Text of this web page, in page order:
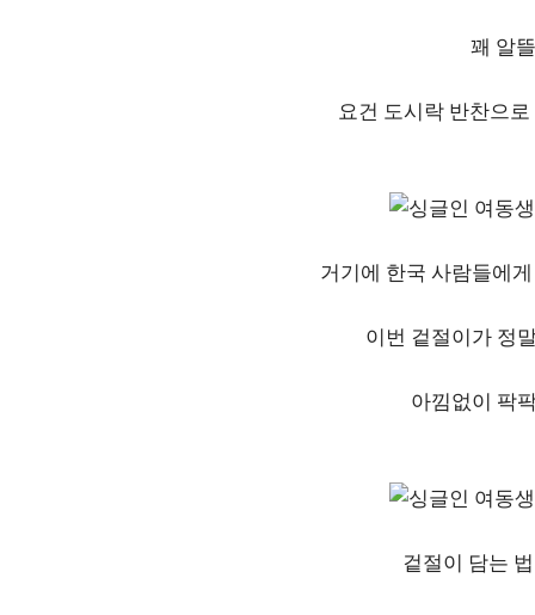
꽤 알
요건 도시락 반찬으
거기에 한국 사람들에
이번 겉절이가 정
아낌없이 팍
겉절이 담는